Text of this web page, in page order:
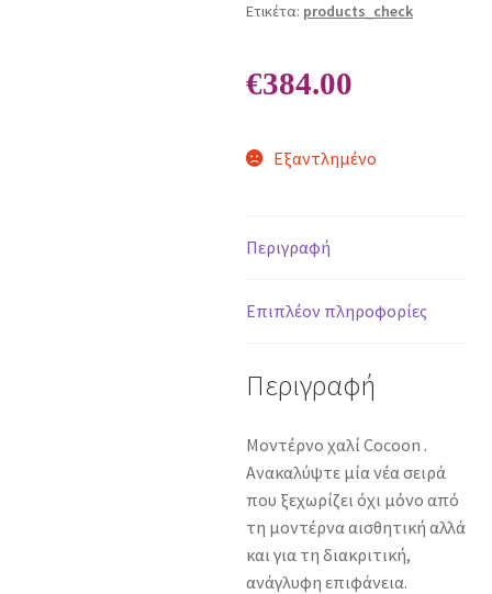
Ετικέτα: products_check
€384.00
Εξαντλημένο
Περιγραφή
Επιπλέον πληροφορίες
Περιγραφή
Μοντέρνο χαλί Cocoon .
Ανακαλύψτε μία νέα σειρά
που ξεχωρίζει όχι μόνο από
τη μοντέρνα αισθητική αλλά
και για τη διακριτική,
ανάγλυφη επιφάνεια.